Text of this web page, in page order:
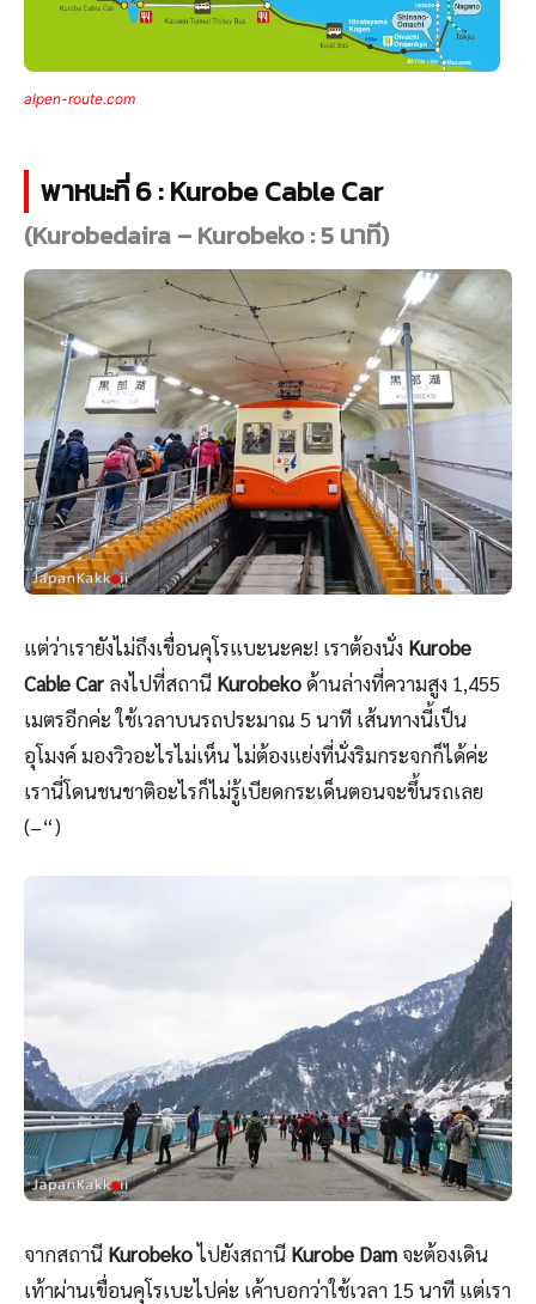
alpen-route.com
พาหนะที่ 6 : Kurobe Cable Car
(Kurobedaira – Kurobeko : 5 นาที)
แต่ว่าเรายังไม่ถึงเขื่อนคุโรแบะนะคะ! เราต้องนั่ง Kurobe
Cable Car ลงไปที่สถานี Kurobekoด้านล่างที่ความสูง 1,455
เมตรอีกค่ะ ใช้เวลาบนรถประมาณ 5 นาที เส้นทางนี้เป็น
อุโมงค์ มองวิวอะไรไม่เห็น ไม่ต้องแย่งที่นั่งริมกระจกก็ได้ค่ะ
เรานี่โดนชนชาติอะไรก็ไม่รู้เบียดกระเด็นตอนจะขึ้นรถเลย
(–“)
จากสถานี Kurobekoไปยังสถานี Kurobe Dam จะต้องเดิน
เท้าผ่านเขื่อนคุโรเบะไปค่ะ เค้าบอกว่าใช้เวลา 15 นาที แต่เรา